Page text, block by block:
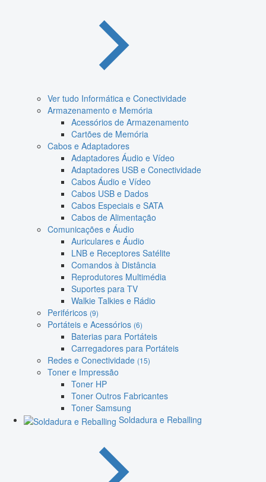
Ver tudo Informática e Conectividade
Armazenamento e Memória
Acessórios de Armazenamento
Cartões de Memória
Cabos e Adaptadores
Adaptadores Áudio e Vídeo
Adaptadores USB e Conectividade
Cabos Áudio e Vídeo
Cabos USB e Dados
Cabos Especiais e SATA
Cabos de Alimentação
Comunicações e Áudio
Auriculares e Áudio
LNB e Receptores Satélite
Comandos à Distância
Reprodutores Multimédia
Suportes para TV
Walkie Talkies e Rádio
Periféricos (9)
Portáteis e Acessórios (6)
Baterias para Portáteis
Carregadores para Portáteis
Redes e Conectividade (15)
Toner e Impressão
Toner HP
Toner Outros Fabricantes
Toner Samsung
Soldadura e Reballing